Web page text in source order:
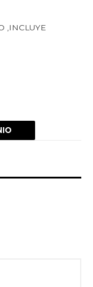
,INCLUYE